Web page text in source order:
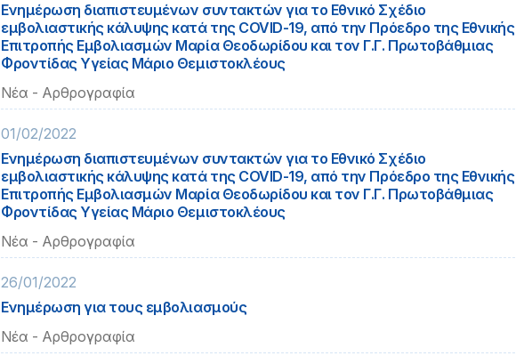
Ενημέρωση διαπιστευμένων συντακτών για το Εθνικό Σχέδιο
εμβολιαστικής κάλυψης κατά της COVID-19, από την Πρόεδρο της Εθνικής
Επιτροπής Εμβολιασμών Μαρία Θεοδωρίδου και τον Γ.Γ. Πρωτοβάθμιας
Φροντίδας Υγείας Μάριο Θεμιστοκλέους
Νέα - Αρθρογραφία
01/02/2022
Ενημέρωση διαπιστευμένων συντακτών για το Εθνικό Σχέδιο
εμβολιαστικής κάλυψης κατά της COVID-19, από την Πρόεδρο της Εθνικής
Επιτροπής Εμβολιασμών Μαρία Θεοδωρίδου και τον Γ.Γ. Πρωτοβάθμιας
Φροντίδας Υγείας Μάριο Θεμιστοκλέους
Νέα - Αρθρογραφία
26/01/2022
Ενημέρωση για τους εμβολιασμούς
Νέα - Αρθρογραφία